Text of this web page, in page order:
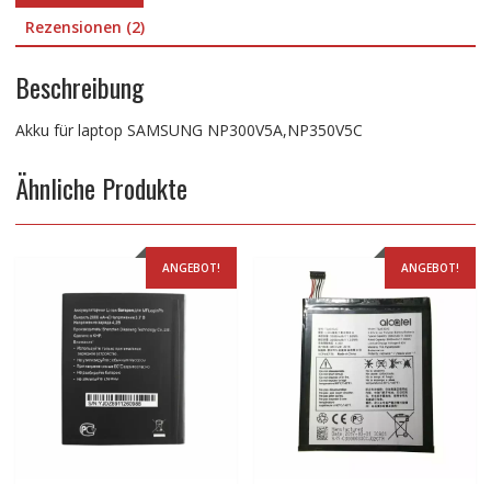
Rezensionen (2)
Beschreibung
Akku für laptop SAMSUNG NP300V5A,NP350V5C
Ähnliche Produkte
ANGEBOT! ANGEBOT!